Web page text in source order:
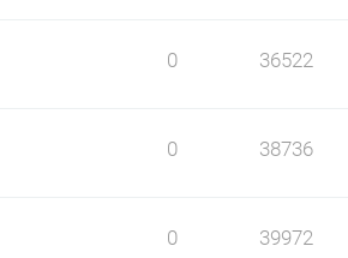
0 36522
0 38736
0 39972